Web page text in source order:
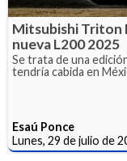
Mitsubishi Triton
nueva L200 2025
Se trata de una
tendría cabida en
Esaú Ponce
Lunes, 29 de julio de